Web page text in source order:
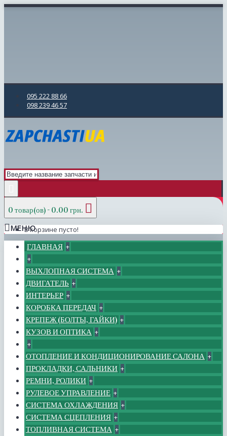
095 222 88 66
098 239 46 57
0 товар(ов) - 0.00 грн.
В корзине пусто!
МЕНЮ
ГЛАВНАЯ +
+
ВЫХЛОПНАЯ СИСТЕМА +
ДВИГАТЕЛЬ +
ИНТЕРЬЕР +
КОРОБКА ПЕРЕДАЧ +
КРЕПЕЖ (БОЛТЫ, ГАЙКИ) +
КУЗОВ И ОПТИКА +
+
ОТОПЛЕНИЕ И КОНДИЦИОНИРОВАНИЕ САЛОНА +
ПРОКЛАДКИ, САЛЬНИКИ +
РЕМНИ, РОЛИКИ +
РУЛЕВОЕ УПРАВЛЕНИЕ +
СИСТЕМА ОХЛАЖДЕНИЯ +
СИСТЕМА СЦЕПЛЕНИЯ +
ТОПЛИВНАЯ СИСТЕМА +